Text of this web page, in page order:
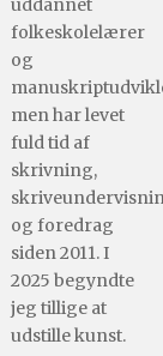
uddannet
folkeskolelærer
og
men har levet
fuld tid af
skrivning,
og foredrag
siden 2011. I
2025 begyndte
jeg tillige at
udstille kunst.